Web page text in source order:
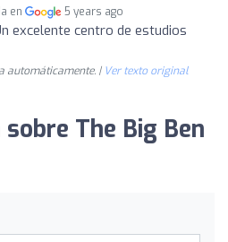
en 5 years ago
excelente centro de estudios
automáticamente. | Ver texto original
The Big Ben